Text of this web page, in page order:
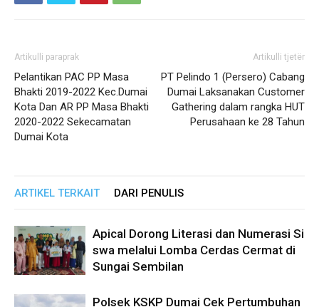
Artikulli paraprak
Pelantikan PAC PP Masa
Bhakti 2019-2022 Kec.Dumai
Kota Dan AR PP Masa Bhakti
2020-2022 Sekecamatan
Dumai Kota
Artikulli tjetër
PT Pelindo 1 (Persero) Cabang
Dumai Laksanakan Customer
Gathering dalam rangka HUT
Perusahaan ke 28 Tahun
ARTIKEL TERKAIT DARI PENULIS
Apical Dorong Literasi dan Numerasi Si
swa melalui Lomba Cerdas Cermat di
Sungai Sembilan
Polsek KSKP Dumai Cek Pertumbuhan